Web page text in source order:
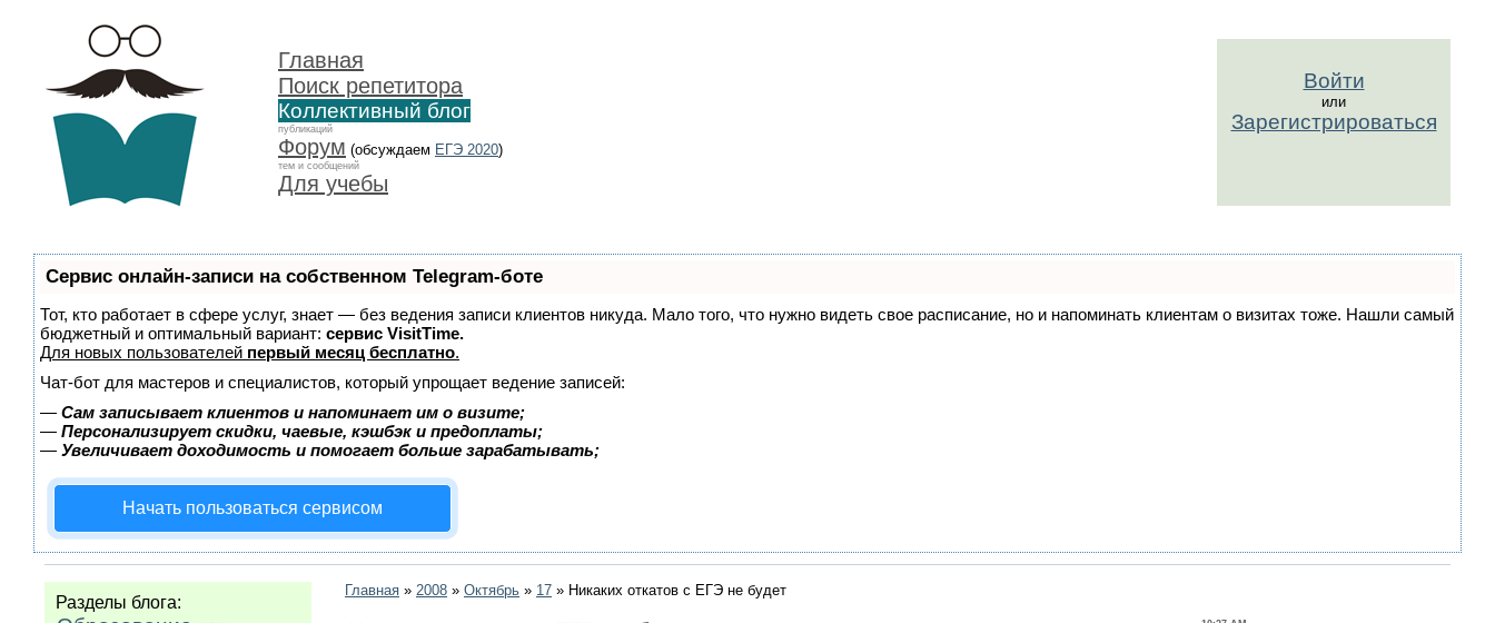
Главная
Поиск репетитора
Коллективный блог
публикаций
Форум (обсуждаем ЕГЭ 2020)
тем и сообщений
Для учебы
Войти
или
Зарегистрироваться
Сервис онлайн-записи на собственном Telegram-боте
Тот, кто работает в сфере услуг, знает — без ведения записи клиентов никуда. Мало того, что нужно видеть свое расписание, но и напоминать клиентам о визитах тоже. Нашли самый
бюджетный и оптимальный вариант: сервис VisitTime.
Для новых пользователей первый месяц бесплатно.
Чат-бот для мастеров и специалистов, который упрощает ведение записей:
— Сам записывает клиентов и напоминает им о визите;
— Персонализирует скидки, чаевые, кэшбэк и предоплаты;
— Увеличивает доходимость и помогает больше зарабатывать;
Начать пользоваться сервисом
Разделы блога:
Главная » 2008 » Октябрь » 17 » Никаких откатов с ЕГЭ не будет